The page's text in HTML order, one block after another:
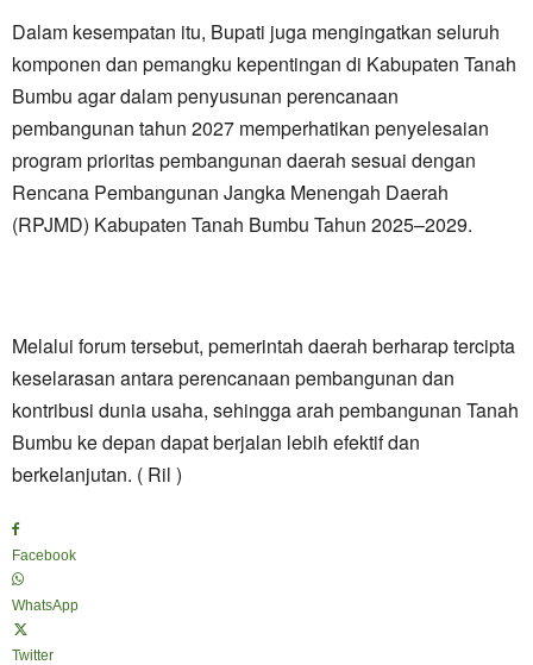
Dalam kesempatan itu, Bupati juga mengingatkan seluruh
komponen dan pemangku kepentingan di Kabupaten Tanah
Bumbu agar dalam penyusunan perencanaan
pembangunan tahun 2027 memperhatikan penyelesaian
program prioritas pembangunan daerah sesuai dengan
Rencana Pembangunan Jangka Menengah Daerah
(RPJMD) Kabupaten Tanah Bumbu Tahun 2025–2029.
Melalui forum tersebut, pemerintah daerah berharap tercipta
keselarasan antara perencanaan pembangunan dan
kontribusi dunia usaha, sehingga arah pembangunan Tanah
Bumbu ke depan dapat berjalan lebih efektif dan
berkelanjutan. ( Ril )
Facebook
WhatsApp
Twitter